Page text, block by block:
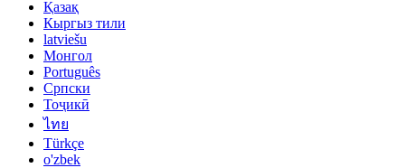
Қазақ
Кыргыз тили
latviešu
Монгол
Português
Српски
Тоҷикӣ
ไทย
Türkçe
o'zbek